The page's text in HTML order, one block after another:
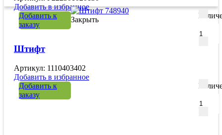
Добавить в избранное
Добавить к
заказу
Закрыть
Штифт
Артикул: 1110403402
Добавить в избранное
Добавить к
заказу